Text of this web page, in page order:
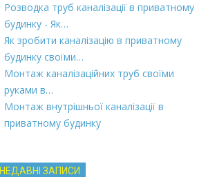
Розводка труб каналізації в приватному
будинку - Як…
Як зробити каналізацію в приватному
будинку своїми…
Монтаж каналізаційних труб своїми
руками в…
Монтаж внутрішньої каналізації в
приватному будинку
НЕДАВНІ ЗАПИСИ